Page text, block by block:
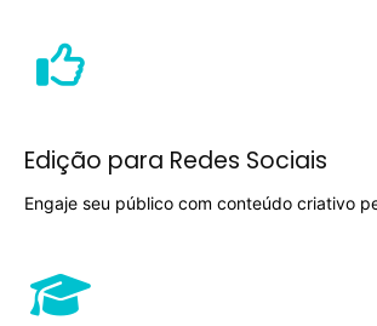
Zine
Autores
Contato
Filmes
Edição para Redes Sociais
Engaje seu público com conteúdo criativo